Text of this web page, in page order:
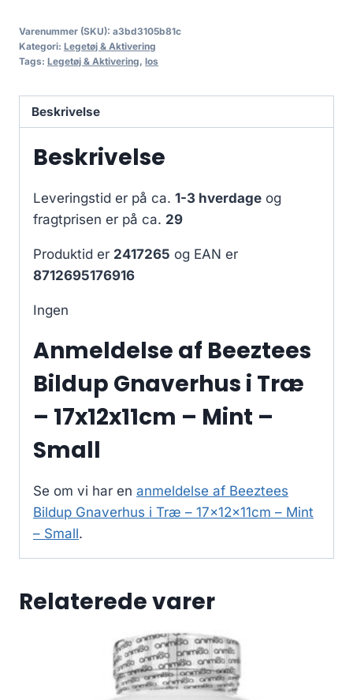
Varenummer (SKU): a3bd3105b81c
Kategori: Legetøj & Aktivering
Tags: Legetøj & Aktivering, los
Beskrivelse
Beskrivelse
Leveringstid er på ca. 1-3 hverdage og
fragtprisen er på ca. 29
Produktid er 2417265 og EAN er
8712695176916
Ingen
Anmeldelse af Beeztees
Bildup Gnaverhus i Træ
– 17x12x11cm – Mint –
Small
Se om vi har en anmeldelse af Beeztees
Bildup Gnaverhus i Træ – 17x12x11cm – Mint
– Small.
Relaterede varer